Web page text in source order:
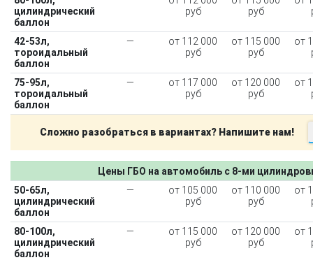
цилиндрический
баллон
руб
руб
42-53л,
тороидальный
баллон
—
от 112 000
руб
от 115 000
руб
от
75-95л,
тороидальный
баллон
—
от 117 000
руб
от 120 000
руб
от
Сложно разобраться в вариантах? Напишите нам!
Цены ГБО на автомобиль с 8-ми
50-65л,
цилиндрический
баллон
—
от 105 000
руб
от 110 000
руб
от
80-100л,
цилиндрический
баллон
—
от 115 000
руб
от 120 000
руб
от